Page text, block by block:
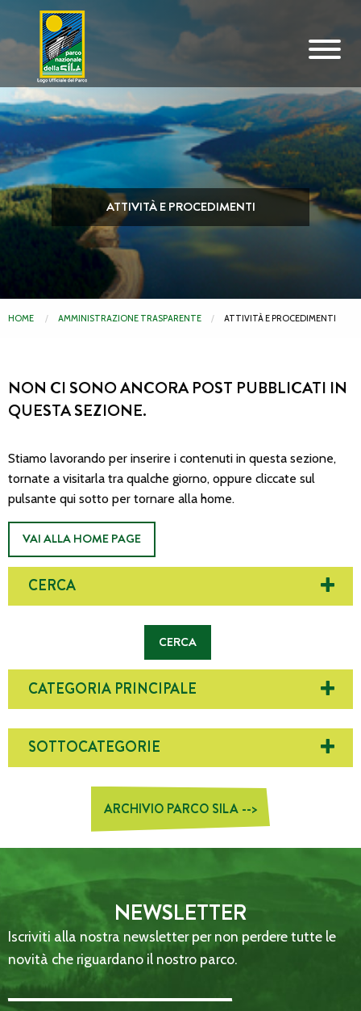
Vai al contenuto principale
ATTIVITÀ E PROCEDIMENTI
HOME AMMINISTRAZIONE TRASPARENTE ATTIVITÀ E PROCEDIMENTI
CERCA
CATEGORIA PRINCIPALE
SOTTOCATEGORIE
ARCHIVIO PARCO SILA -->
NON CI SONO ANCORA POST PUBBLICATI IN
QUESTA SEZIONE.
Stiamo lavorando per inserire i contenuti in questa sezione,
tornate a visitarla tra qualche giorno, oppure cliccate sul
pulsante qui sotto per tornare alla home.
VAI ALLA HOME PAGE
NEWSLETTER
Iscriviti alla nostra newsletter per non perdere tutte le
novità che riguardano il nostro parco.
Email Address::: (required)